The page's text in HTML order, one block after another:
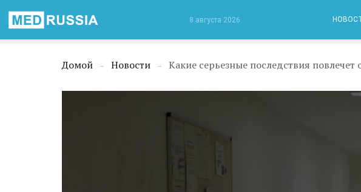
8 августа 2026
Домой → Новости → Какие серьезные последствия